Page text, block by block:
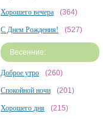
Хорошего вечера (364)
С Днем Рождения! (527)
Весенние:
Доброе утро (260)
Спокойной ночи (201)
Хорошего дня (215)